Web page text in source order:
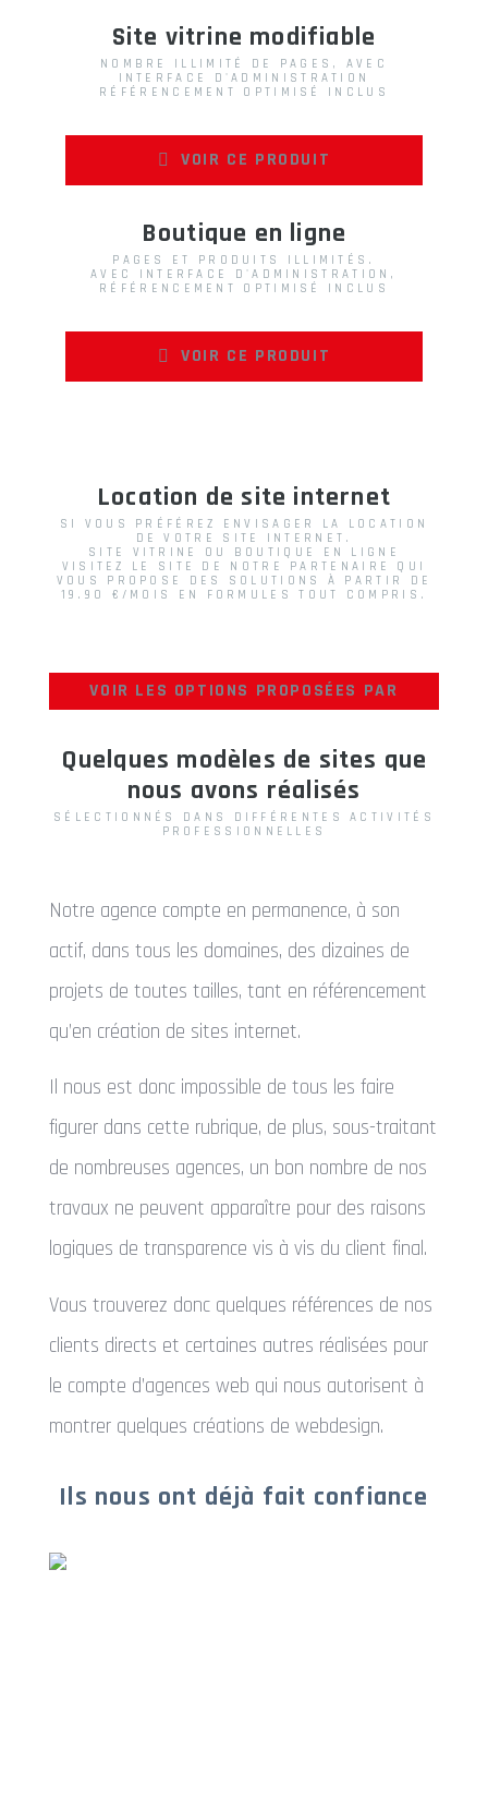
Site vitrine modifiable
NOMBRE ILLIMITÉ DE PAGES, AVEC
INTERFACE D'ADMINISTRATION
RÉFÉRENCEMENT OPTIMISÉ INCLUS
VOIR CE PRODUIT
Boutique en ligne
PAGES ET PRODUITS ILLIMITÉS.
AVEC INTERFACE D'ADMINISTRATION,
RÉFÉRENCEMENT OPTIMISÉ INCLUS
VOIR CE PRODUIT
Location de site internet
SI VOUS PRÉFÉREZ ENVISAGER LA LOCATION
DE VOTRE SITE INTERNET.
SITE VITRINE OU BOUTIQUE EN LIGNE
VISITEZ LE SITE DE NOTRE PARTENAIRE QUI
VOUS PROPOSE DES SOLUTIONS À PARTIR DE
19.90 €/MOIS EN FORMULES TOUT COMPRIS.
VOIR LES OPTIONS PROPOSÉES PAR
Quelques modèles de sites que
nous avons réalisés
SÉLECTIONNÉS DANS DIFFÉRENTES ACTIVITÉS
PROFESSIONNELLES
Notre agence compte en permanence, à son
actif, dans tous les domaines, des dizaines de
projets de toutes tailles, tant en référencement
qu’en création de sites internet.
Il nous est donc impossible de tous les faire
figurer dans cette rubrique, de plus, sous-traitant
de nombreuses agences, un bon nombre de nos
travaux ne peuvent apparaître pour des raisons
logiques de transparence vis à vis du client final.
Vous trouverez donc quelques références de nos
clients directs et certaines autres réalisées pour
le compte d’agences web qui nous autorisent à
montrer quelques créations de webdesign.
Ils nous ont déjà fait confiance